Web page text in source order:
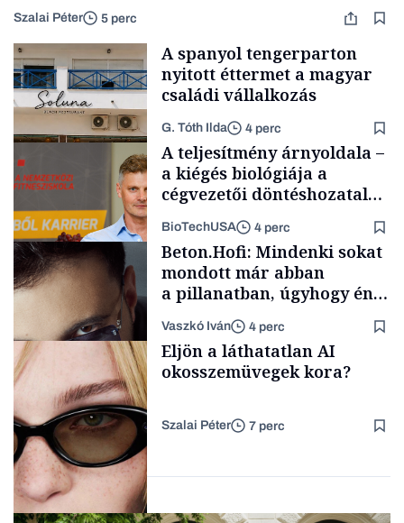
Szalai Péter 5 perc
Gasztró
A spanyol tengerparton
nyitott éttermet a magyar
családi vállalkozás
G. Tóth Ilda 4 perc
Content Lab HUB
A teljesítmény árnyoldala –
a kiégés biológiája a
cégvezetői döntéshozatal
BioTechUSA 4 perc
Forbes-sztori
Beton.Hofi: Mindenki sokat
mondott már abban
a pillanatban, úgyhogy én
a legsarkosabb
gondolataimat akartam
kimondani
Vaszkó Iván 4 perc
Eljön a láthatatlan AI
okosszemüvegek kora?
Szalai Péter 7 perc